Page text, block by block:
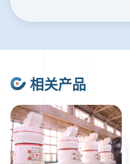
24分钟前 朱先生留言：
1分钟前 谢先生留言：球磨
2分钟前 王先生留言：建一条石料破
5分钟前 陈先生留言：每小时
相关产品